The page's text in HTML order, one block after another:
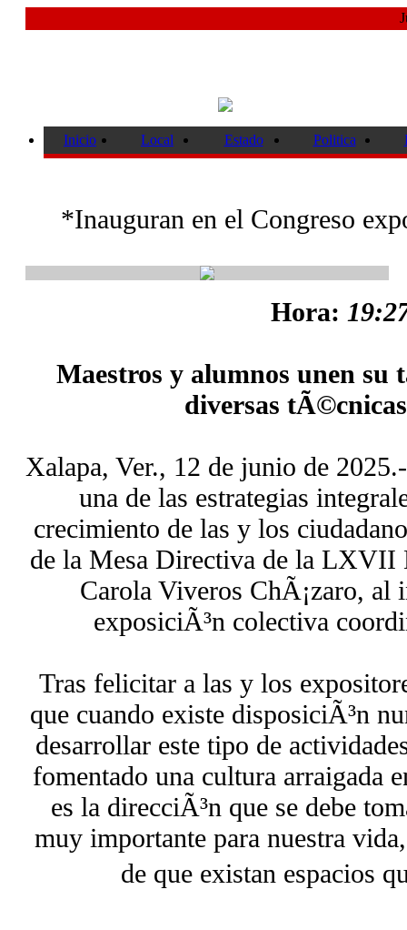
Inicio Local Estado Politica
*Inauguran en el Congreso
Hora:
Maestros y alumnos unen su
diversas
Xalapa, Ver., 12 de junio de
una de las estrategias
crecimiento de las y los
de la Mesa Directiva de la LXVII
Carola Viveros ChÃ¡zaro, al
exposiciÃ³n colectiva
Tras felicitar a las y los
que cuando existe disposiciÃ³n
desarrollar este tipo de
fomentado una cultura arraigada
es la direcciÃ³n que se debe
muy importante para nuestra
de que existan espacios